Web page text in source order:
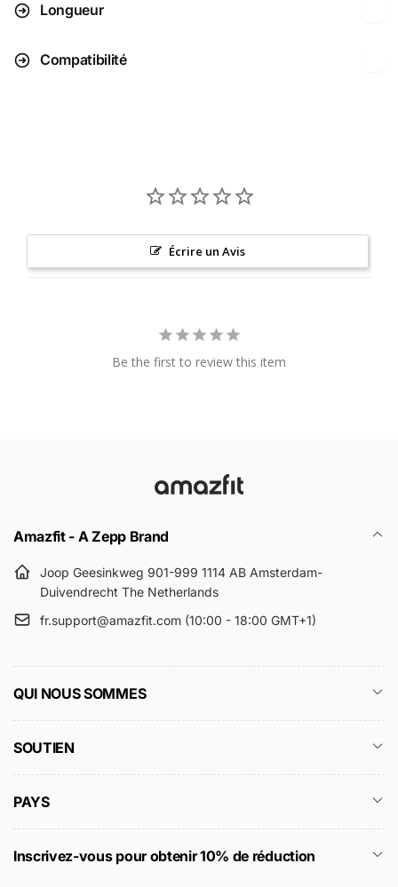
Longueur
Compatibilité
Écrire un Avis
Be the first to review this item
Amazfit - A Zepp Brand
Joop Geesinkweg 901-999 1114 AB Amsterdam-
Duivendrecht The Netherlands
fr.support@amazfit.com (10:00 - 18:00 GMT+1)
QUI NOUS SOMMES
SOUTIEN
PAYS
Inscrivez-vous pour obtenir 10% de réduction